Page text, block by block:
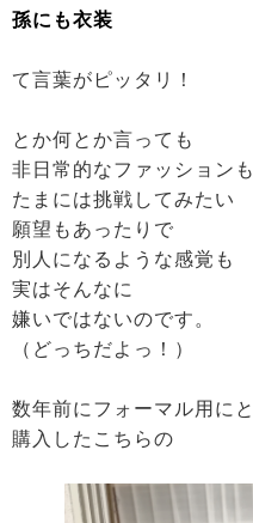
孫にも衣装
て言葉がピッタリ！
とか何とか言っても
非日常的なファッションも
たまには挑戦してみたい
願望もあったりで
別人になるような感覚も
実はそんなに
嫌いではないのです。
（どっちだよっ！）
数年前にフォーマル用にと
購入したこちらの